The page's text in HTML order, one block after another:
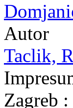
Autor
Taclik,
Zagreb